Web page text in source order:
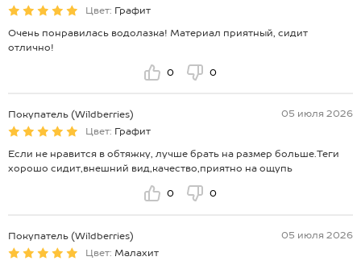
Цвет: Графит
Очень понравилась водолазка! Материал приятный, сидит
отлично!
0 0
Покупатель (Wildberries)
05 июля 2026
Цвет: Графит
Если не нравится в обтяжку, лучше брать на размер больше.Теги
хорошо сидит,внешний вид,качество,приятно на ощупь
0 0
Покупатель (Wildberries)
05 июля 2026
Цвет: Малахит